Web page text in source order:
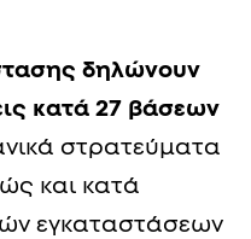
δηλώνουν
κατά 27 βάσεων
στρατεύματα
και κατά
εγκαταστάσεων